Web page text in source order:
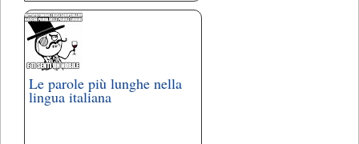
Le parole più lunghe nella
lingua italiana